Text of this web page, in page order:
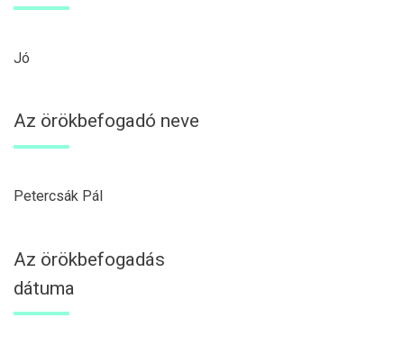
Jó
Az örökbefogadó neve
Petercsák Pál
Az örökbefogadás
dátuma